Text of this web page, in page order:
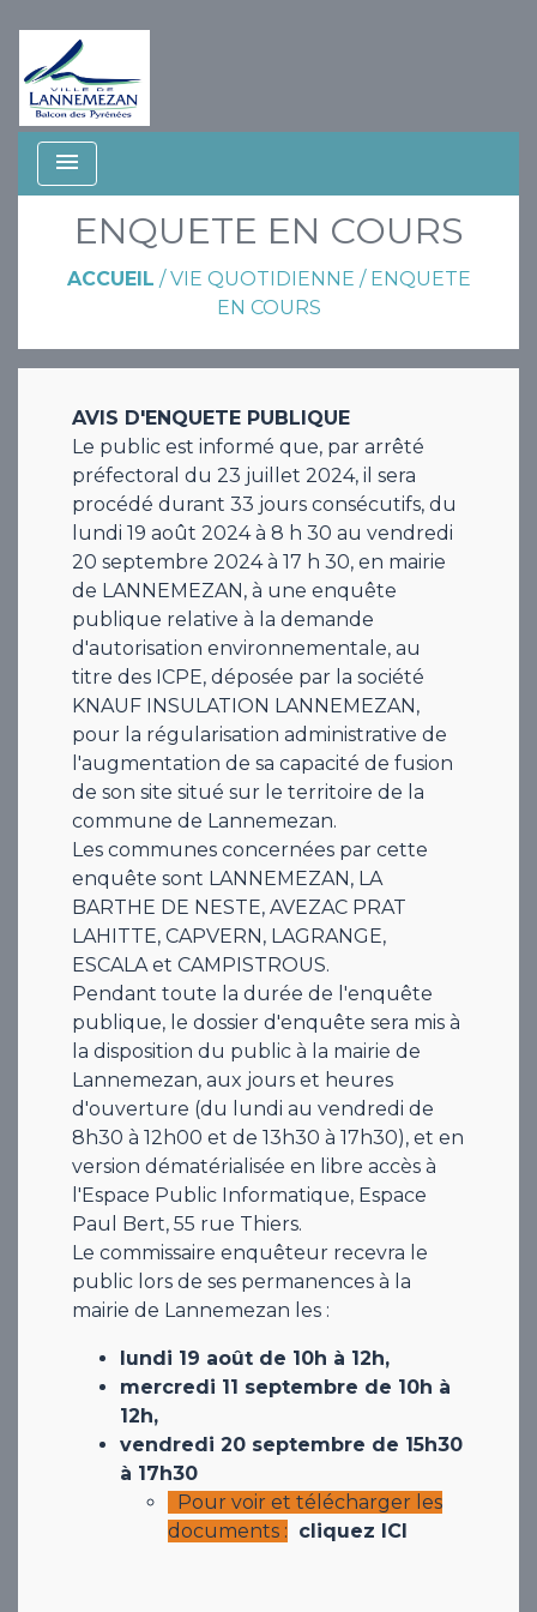
menu
ENQUETE EN COURS
ACCUEIL /VIE QUOTIDIENNE / ENQUETE
EN COURS
AVIS D'ENQUETE PUBLIQUE
Le public est informé que, par arrêté
préfectoral du 23 juillet 2024, il sera
procédé durant 33 jours consécutifs, du
lundi 19 août 2024 à 8 h 30 au vendredi
20 septembre 2024 à 17 h 30, en mairie
de LANNEMEZAN, à une enquête
publique relative à la demande
d'autorisation environnementale, au
titre des ICPE, déposée par la société
KNAUF INSULATION LANNEMEZAN,
pour la régularisation administrative de
l'augmentation de sa capacité de fusion
de son site situé sur le territoire de la
commune de Lannemezan.
Les communes concernées par cette
enquête sont LANNEMEZAN, LA
BARTHE DE NESTE, AVEZAC PRAT
LAHITTE, CAPVERN, LAGRANGE,
ESCALA et CAMPISTROUS.
Pendant toute la durée de l'enquête
publique, le dossier d'enquête sera mis à
la disposition du public à la mairie de
Lannemezan, aux jours et heures
d'ouverture (du lundi au vendredi de
8h30 à 12h00 et de 13h30 à 17h30), et en
version dématérialisée en libre accès à
l'Espace Public Informatique, Espace
Paul Bert, 55 rue Thiers.
Le commissaire enquêteur recevra le
public lors de ses permanences à la
mairie de Lannemezan les :
lundi 19 août de 10h à 12h,
mercredi 11 septembre de 10h à
12h,
vendredi 20 septembre de 15h30
à 17h30
Pour voir et télécharger les
documents : cliquez ICI